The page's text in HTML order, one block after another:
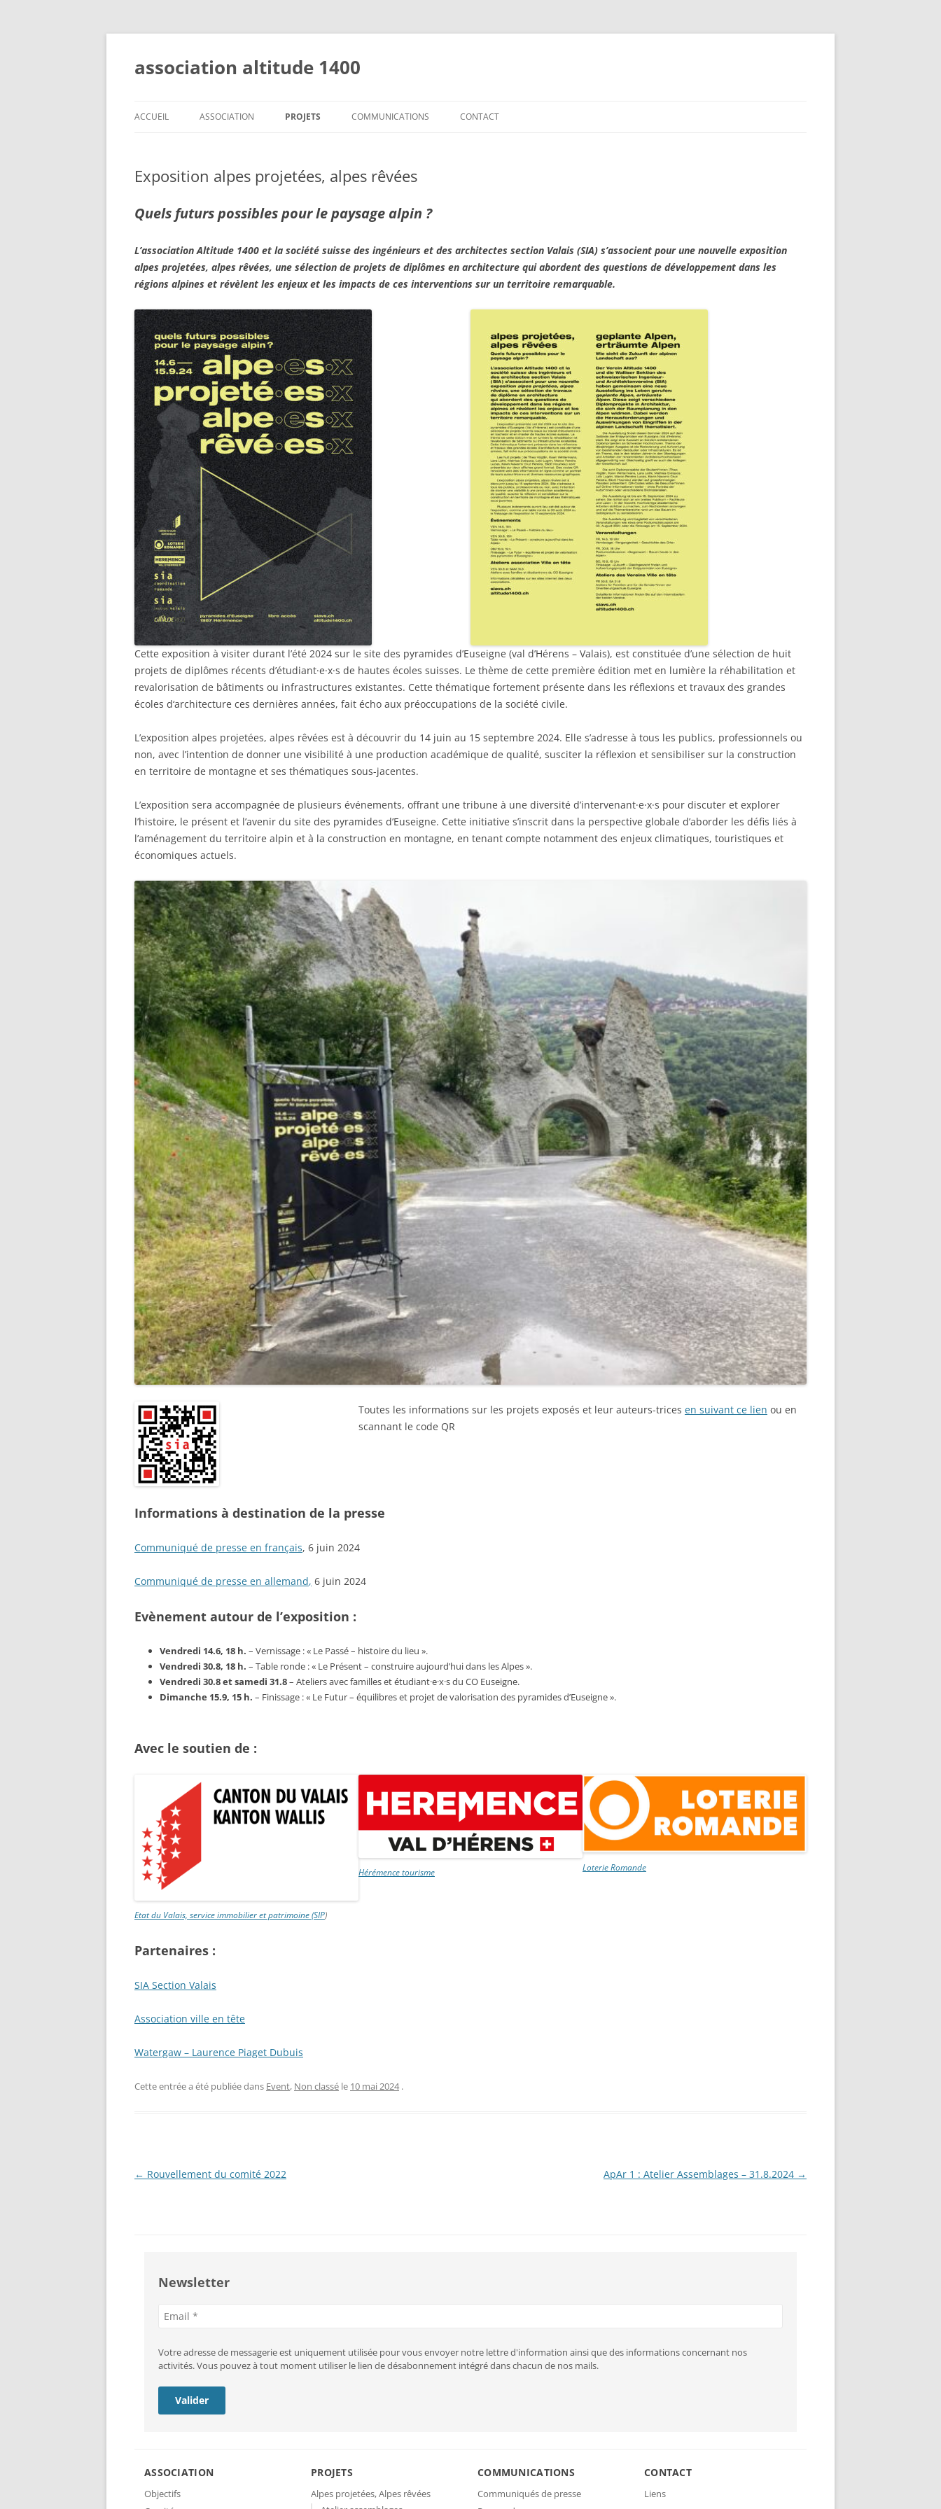
Aller
association altitude 1400
ACCUEIL ASSOCIATION
COMITÉ
PROJETS
VALAIS A-VENIR
SOUS LES CHALETS, L’ALPAGE
VALAIS MYTHIQUE, VALAIS MITÉ
COMMUNICATIONS
REVUES DE PRESSE
CONTACT
Exposition alpes projetées, alpes rêvées
Quels futurs possibles pour le paysage alpin ?
L’association Altitude 1400 et la société suisse des ingénieurs et des architectes section Valais (SIA) s’associent pour une nouvelle exposition
alpes projetées, alpes rêvées, une sélection de projets de diplômes en architecture qui abordent des questions de développement dans les
régions alpines et révèlent les enjeux et les impacts de ces interventions sur un territoire remarquable.
Cette exposition à visiter durant l’été 2024 sur le site des pyramides d’Euseigne (val d’Hérens – Valais), est constituée d’une sélection de huit
projets de diplômes récents d’étudiant·e·x·s de hautes écoles suisses. Le thème de cette première édition met en lumière la réhabilitation et
revalorisation de bâtiments ou infrastructures existantes. Cette thématique fortement présente dans les réflexions et travaux des grandes
écoles d‘architecture ces dernières années, fait écho aux préoccupations de la société civile.
L’exposition alpes projetées, alpes rêvées est à découvrir du 14 juin au 15 septembre 2024. Elle s’adresse à tous les publics, professionnels ou
non, avec l’intention de donner une visibilité à une production académique de qualité, susciter la réflexion et sensibiliser sur la construction
en territoire de montagne et ses thématiques sous-jacentes.
L’exposition sera accompagnée de plusieurs événements, offrant une tribune à une diversité d’intervenant·e·x·s pour discuter et explorer
l’histoire, le présent et l’avenir du site des pyramides d’Euseigne. Cette initiative s’inscrit dans la perspective globale d’aborder les défis liés à
l’aménagement du territoire alpin et à la construction en montagne, en tenant compte notamment des enjeux climatiques, touristiques et
économiques actuels.
Toutes les informations sur les projets exposés et leur auteurs-trices en suivant ce lien ou en
scannant le code QR
Informations à destination de la presse
Communiqué de presse en français, 6 juin 2024
Communiqué de presse en allemand, 6 juin 2024
Evènement autour de l’exposition :
Vendredi 14.6, 18 h. – Vernissage : « Le Passé – histoire du lieu ».
Vendredi 30.8, 18 h. – Table ronde : « Le Présent – construire aujourd’hui dans les Alpes ».
Vendredi 30.8 et samedi 31.8– Ateliers avec familles et étudiant·e·x·s du CO Euseigne.
Dimanche 15.9, 15 h. – Finissage : « Le Futur – équilibres et projet de valorisation des pyramides d’Euseigne ».
Avec le soutien de :
Etat du Valais, service immobilier et patrimoine (SIP)
Hérémence tourisme Loterie Romande
Partenaires :
SIA Section Valais
Association ville en tête
Watergaw – Laurence Piaget Dubuis
Cette entrée a été publiée dans Event, Non classé le 10 mai 2024 .
Navigation
← Rouvellement du comité 2022 ApAr 1 : Atelier Assemblages – 31.8.2024 →
Newsletter
Adresse
mail
Votre adresse de messagerie est uniquement utilisée pour vous envoyer notre lettre d'information ainsi que des informations concernant nos
activités. Vous pouvez à tout moment utiliser le lien de désabonnement intégré dans chacun de nos mails.
ASSOCIATION
Objectifs
PROJETS
Alpes projetées, Alpes rêvées
COMMUNICATIONS
Communiqués de presse
CONTACT
Liens